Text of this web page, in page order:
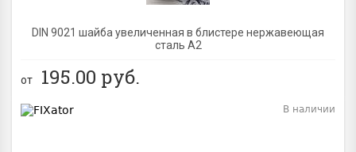
DIN 9021 шайба увеличенная в блистере нержавеющая
сталь A2
от 195.00 руб.
В наличии